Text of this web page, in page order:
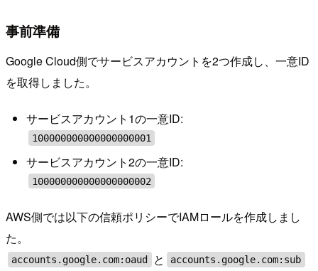
事前準備
Google Cloud側でサービスアカウントを2つ作成し、一意ID
を取得しました。
サービスアカウント1の一意ID:
100000000000000000001
サービスアカウント2の一意ID:
100000000000000000002
AWS側では以下の信頼ポリシーでIAMロールを作成しまし
た。
accounts.google.com:oaud と accounts.google.com:sub